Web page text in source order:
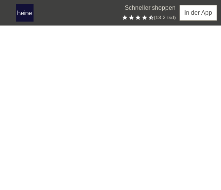
Schneller shoppen
(13.2 tsd)
in der App